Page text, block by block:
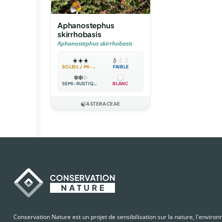
Aphanostephus
skirrhobasis
Aphanostephus skirrhobasis
☀️☀️☀️
SOLEIL / MI-OMBRE
💧 💧 💧
FAIBLE
❄️❄️❄️
SEMI-RUSTIQUE BLANC
🍃ASTERACEAE
Conservation Nature est un projet de sensibilisation sur la nature,